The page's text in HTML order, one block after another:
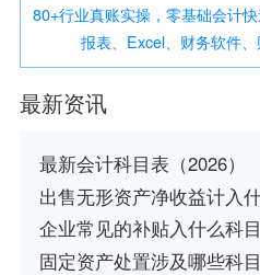
80+行业真账实操，零基础会计
报表、Excel、财务软件
最新资讯
最新会计科目表（2026）
出售无形资产净收益计入
企业常见的补贴入什么科
固定资产处置涉及哪些科